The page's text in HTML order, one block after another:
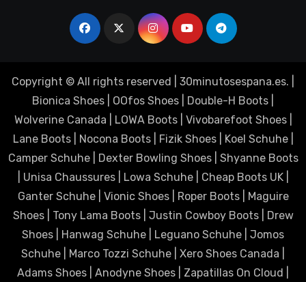
Copyright © All rights reserved 30minutosespana.es. |
Bionica Shoes
OOfos Shoes Double-H Boots
Wolverine Canada
LOWA Boots| Vivobarefoot Shoes|
Lane Boots| Nocona Boots| Fizik Shoes| Koel Schuhe|
Camper Schuhe| Dexter Bowling Shoes| Shyanne Boots
Unisa Chaussures| Lowa Schuhe| Cheap Boots UK
Ganter Schuhe
Vionic Shoes| Roper Boots| Maguire
Shoes| Tony Lama Boots| Justin Cowboy Boots| Drew
Shoes
Hanwag Schuhe Leguano Schuhe
Jomos
Schuhe
Marco Tozzi Schuhe Xero Shoes Canada
Adams Shoes
Anodyne Shoes Zapatillas On Cloud